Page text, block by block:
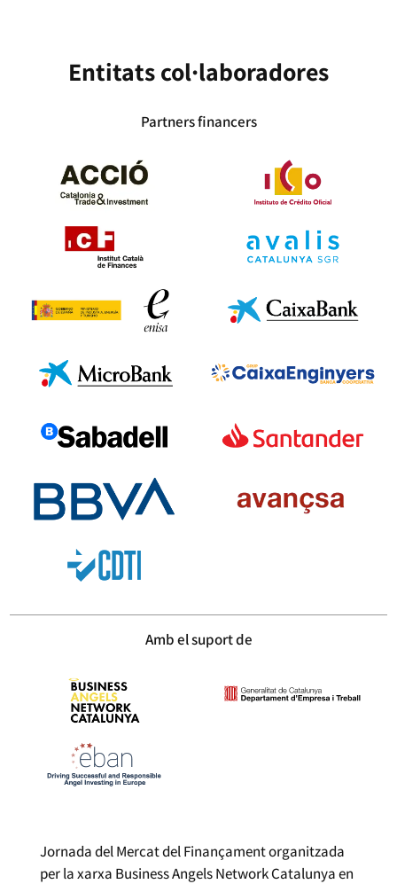
Entitats col·laboradores
Partners financers
Amb el suport de
Jornada del Mercat del Finançament organitzada
per la xarxa Business Angels Network Catalunya en